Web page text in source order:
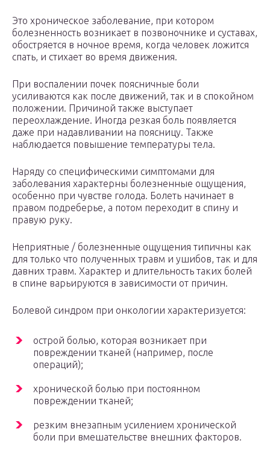
Это хроническое заболевание, при котором
болезненность возникает в позвоночнике и суставах,
обостряется в ночное время, когда человек ложится
спать, и стихает во время движения.
При воспалении почек поясничные боли
усиливаются как после движений, так и в спокойном
положении. Причиной также выступает
переохлаждение. Иногда резкая боль появляется
даже при надавливании на поясницу. Также
наблюдается повышение температуры тела.
Наряду со специфическими симптомами для
заболевания характерны болезненные ощущения,
особенно при чувстве голода. Болеть начинает в
правом подреберье, а потом переходит в спину и
правую руку.
Неприятные / болезненные ощущения типичны как
для только что полученных травм и ушибов, так и для
давних травм. Характер и длительность таких болей
в спине варьируются в зависимости от причин.
Болевой синдром при онкологии характеризуется:
острой болью, которая возникает при
повреждении тканей (например, после
операций);
хронической болью при постоянном
повреждении тканей;
резким внезапным усилением хронической
боли при вмешательстве внешних факторов.